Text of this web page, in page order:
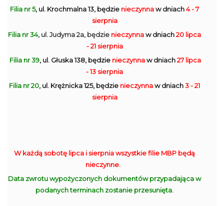
Filia nr 5, ul. Krochmalna 13, będzie nieczynnaw dniach4 - 7
sierpnia
Filia nr 34, ul. Judyma 2a, będzie nieczynnaw dniach20 lipca
- 21 sierpnia
Filia nr 39, ul. Głuska 138, będzie nieczynnaw dniach27 lipca
- 13 sierpnia
Filia nr 20, ul. Krężnicka 125, będzie nieczynnaw dniach3 - 21
sierpnia
W każdą sobotę lipca i sierpnia wszystkie filie MBP będą
nieczynne.
Data zwrotu wypożyczonych dokumentów przypadająca w
podanych terminach zostanie przesunięta.